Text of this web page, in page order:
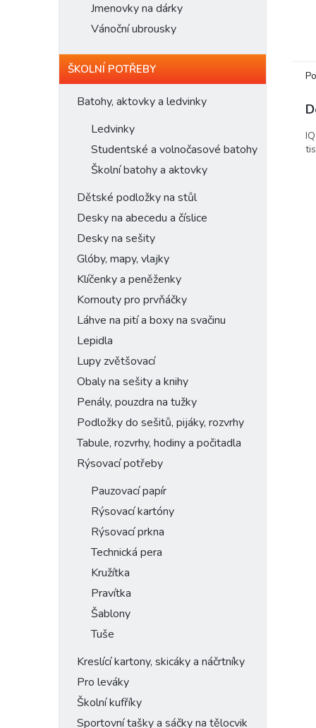
Jmenovky na dárky
Vánoční ubrousky
ŠKOLNÍ POTŘEBY
Batohy, aktovky a ledvinky
Ledvinky
Studentské a volnočasové batohy
Školní batohy a aktovky
Dětské podložky na stůl
Desky na abecedu a číslice
Desky na sešity
Glóby, mapy, vlajky
Klíčenky a peněženky
Kornouty pro prvňáčky
Láhve na pití a boxy na svačinu
Lepidla
Lupy zvětšovací
Obaly na sešity a knihy
Penály, pouzdra na tužky
Podložky do sešitů, pijáky, rozvrhy
Tabule, rozvrhy, hodiny a počitadla
Rýsovací potřeby
Pauzovací papír
Rýsovací kartóny
Rýsovací prkna
Technická pera
Kružítka
Pravítka
Šablony
Tuše
Kreslící kartony, skicáky a náčrtníky
Pro leváky
Školní kufříky
Sportovní tašky a sáčky na tělocvik